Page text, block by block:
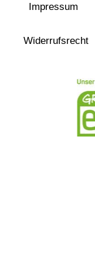
Impressum
Widerrufs­recht